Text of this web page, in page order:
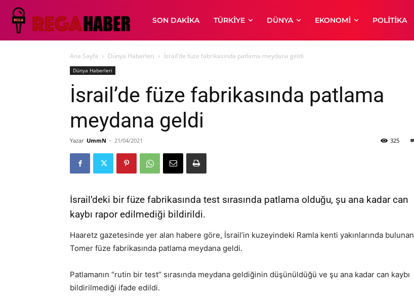
SON DAKIKA TÜRKIYE DÜNYA EKONOMI POLITIKA
Ana Sayfa Dünya Haberleri İsrail’de füze fabrikasında patlama meydana geldi
Dünya Haberleri
İsrail’de füze fabrikasında patlama
meydana geldi
Yazar UmmN - 21/04/2021 325
İsrail’deki bir füze fabrikasında test sırasında patlama olduğu, şu ana kadar can
kaybı rapor edilmediği bildirildi.
Haaretz gazetesinde yer alan habere göre, İsrail’in kuzeyindeki Ramla kenti yakınlarında bulunan
Tomer füze fabrikasında patlama meydana geldi.
Patlamanın “rutin bir test” sırasında meydana geldiğinin düşünüldüğü ve şu ana kadar can kaybı
bildirilmediği ifade edildi.